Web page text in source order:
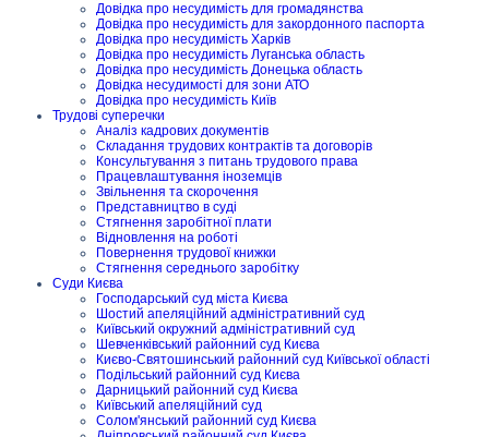
Довідка про несудимість для громадянства
Довідка про несудимість для закордонного паспорта
Довідка про несудимість Харків
Довідка про несудимість Луганська область
Довідка про несудимість Донецька область
Довідка несудимості для зони АТО
Довідка про несудимість Київ
Трудові суперечки
Аналіз кадрових документів
Складання трудових контрактів та договорів
Консультування з питань трудового права
Працевлаштування іноземців
Звільнення та скорочення
Представництво в суді
Стягнення заробітної плати
Відновлення на роботі
Повернення трудової книжки
Стягнення середнього заробітку
Суди Києва
Господарський суд міста Києва
Шостий апеляційний адміністративний суд
Київський окружний адміністративний суд
Шевченківський районний суд Києва
Києво-Святошинський районний суд Київської області
Подільський районний суд Києва
Дарницький районний суд Києва
Київський апеляційний суд
Солом'янський районний суд Києва